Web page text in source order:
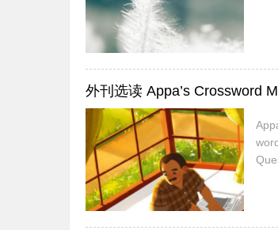
外刊选读 Appa’s Crossword